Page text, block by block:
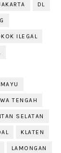
DL
ILEGAL
TENGAH
SELATAN
KLATEN
LAMONGAN